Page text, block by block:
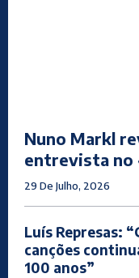
Nuno Markl
entrevista no
29 De Julho, 2026
Luís Represas:
canções
100 anos”